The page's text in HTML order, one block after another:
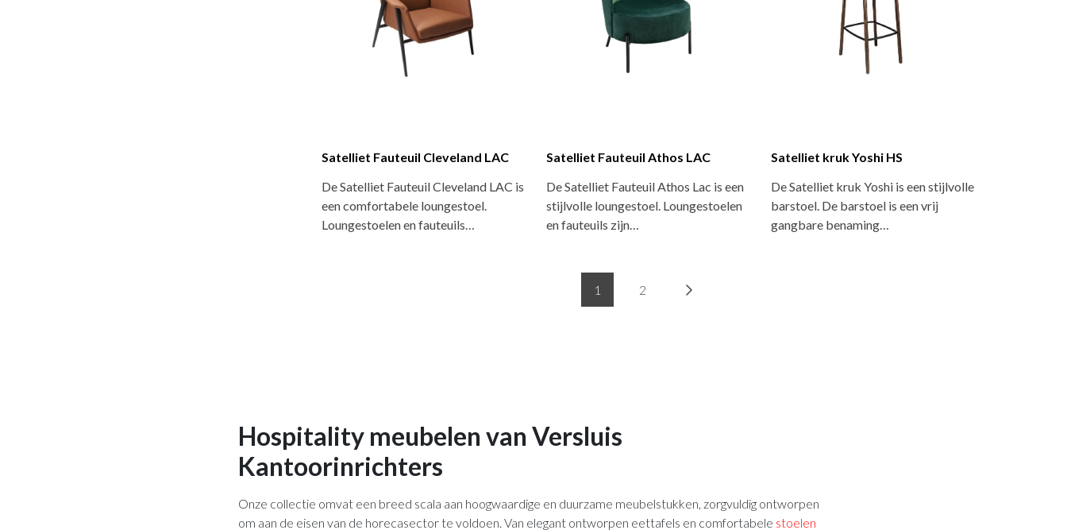
Satelliet Fauteuil Cleveland LAC
De Satelliet Fauteuil Cleveland LAC is
een comfortabele loungestoel.
Loungestoelen en fauteuils…
Satelliet Fauteuil Athos LAC
De Satelliet Fauteuil Athos Lac is een
stijlvolle loungestoel. Loungestoelen
en fauteuils zijn…
Satelliet kruk Yoshi HS
De Satelliet kruk Yoshi is een stijlvolle
barstoel. De barstoel is een vrij
gangbare benaming…
1 2
Hospitality meubelen van Versluis
Kantoorinrichters
Onze collectie omvat een breed scala aan hoogwaardige en duurzame meubelstukken, zorgvuldig ontworpen
om aan de eisen van de horecasector te voldoen. Van elegant ontworpen eettafels en comfortabele stoelen